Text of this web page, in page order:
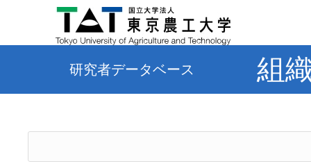
研究者データベース 組